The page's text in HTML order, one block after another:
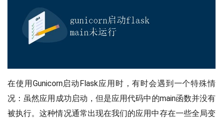
在使用Gunicorn启动Flask应用时，有时会遇到一个特殊情
况：虽然应用成功启动，但是应用代码中的main函数并没有
被执行。这种情况通常出现在我们的应用中存在一些全局变